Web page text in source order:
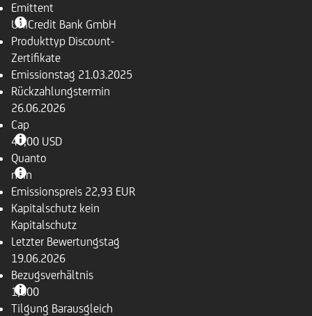
Emittent
UniCredit Bank GmbH
Produkttyp Discount-
Zertifikate
Emissionstag 21.03.2025
Rückzahlungs­termin
26.06.2026
Cap
40,00 USD
Quanto
nein
Emissionspreis 22,93 EUR
Kapitalschutz kein
Kapitalschutz
Letzter Bewertungstag
19.06.2026
Bezugsverhältnis
1,000
Tilgung Barausgleich